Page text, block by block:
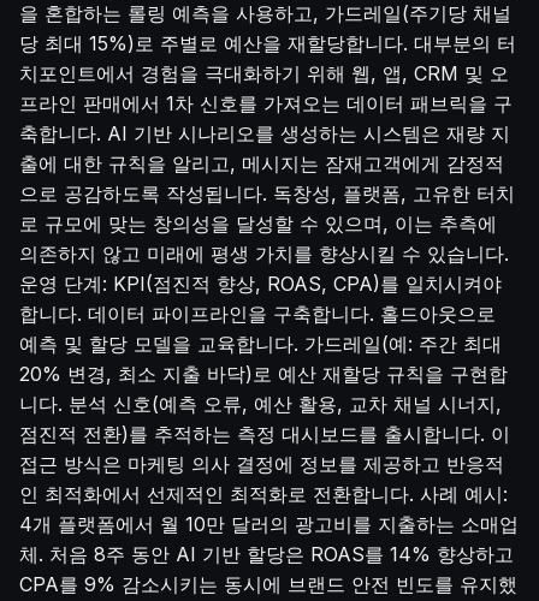
을 혼합하는 롤링 예측을 사용하고, 가드레일(주기당 채널
당 최대 15%)로 주별로 예산을 재할당합니다. 대부분의 터
치포인트에서 경험을 극대화하기 위해 웹, 앱, CRM 및 오
프라인 판매에서 1차 신호를 가져오는 데이터 패브릭을 구
축합니다. AI 기반 시나리오를 생성하는 시스템은 재량 지
출에 대한 규칙을 알리고, 메시지는 잠재고객에게 감정적
으로 공감하도록 작성됩니다. 독창성, 플랫폼, 고유한 터치
로 규모에 맞는 창의성을 달성할 수 있으며, 이는 추측에
의존하지 않고 미래에 평생 가치를 향상시킬 수 있습니다.
운영 단계: KPI(점진적 향상, ROAS, CPA)를 일치시켜야
합니다. 데이터 파이프라인을 구축합니다. 홀드아웃으로
예측 및 할당 모델을 교육합니다. 가드레일(예: 주간 최대
20% 변경, 최소 지출 바닥)로 예산 재할당 규칙을 구현합
니다. 분석 신호(예측 오류, 예산 활용, 교차 채널 시너지,
점진적 전환)를 추적하는 측정 대시보드를 출시합니다. 이
접근 방식은 마케팅 의사 결정에 정보를 제공하고 반응적
인 최적화에서 선제적인 최적화로 전환합니다. 사례 예시:
4개 플랫폼에서 월 10만 달러의 광고비를 지출하는 소매업
체. 처음 8주 동안 AI 기반 할당은 ROAS를 14% 향상하고
CPA를 9% 감소시키는 동시에 브랜드 안전 빈도를 유지했